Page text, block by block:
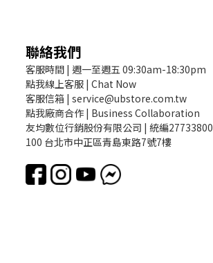
聯絡我們
客服時間 | 週一至週五 09:30am-18:30pm
點我線上客服 | Chat Now
客服信箱 | service@ubstore.com.tw
點我廠商合作 | Business Collaboration
友均數位行銷股份有限公司 | 統編27733800
100 台北市中正區青島東路7號7樓